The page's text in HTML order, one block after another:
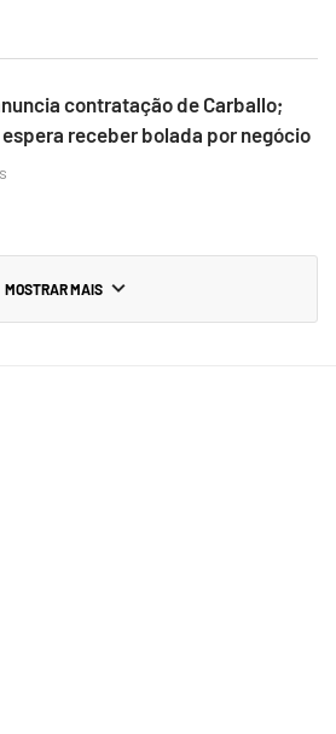
contratação de Carballo;
espera receber bolada por negócio
MOSTRAR MAIS